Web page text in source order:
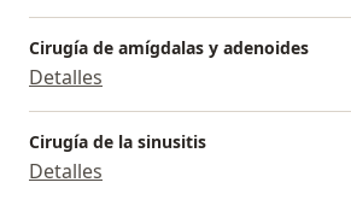
Cirugía de amígdalas y adenoides
Detalles
Cirugía de la sinusitis
Detalles